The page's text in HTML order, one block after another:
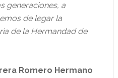
generaciones, a
de legar la
de la Hermandad de
Romero Hermano